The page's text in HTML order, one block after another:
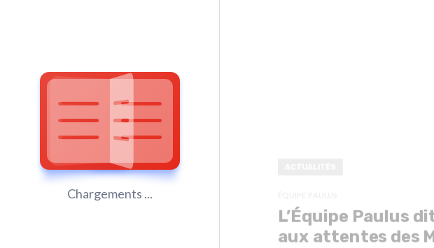
Chargements ...
L’Équipe Paulus
aux attentes des